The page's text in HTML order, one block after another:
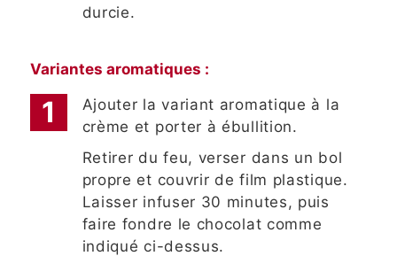
durcie.
Variantes aromatiques :
Ajouter la variant aromatique à la
crème et porter à ébullition.
Retirer du feu, verser dans un bol
propre et couvrir de film plastique.
Laisser infuser 30 minutes, puis
faire fondre le chocolat comme
indiqué ci-dessus.